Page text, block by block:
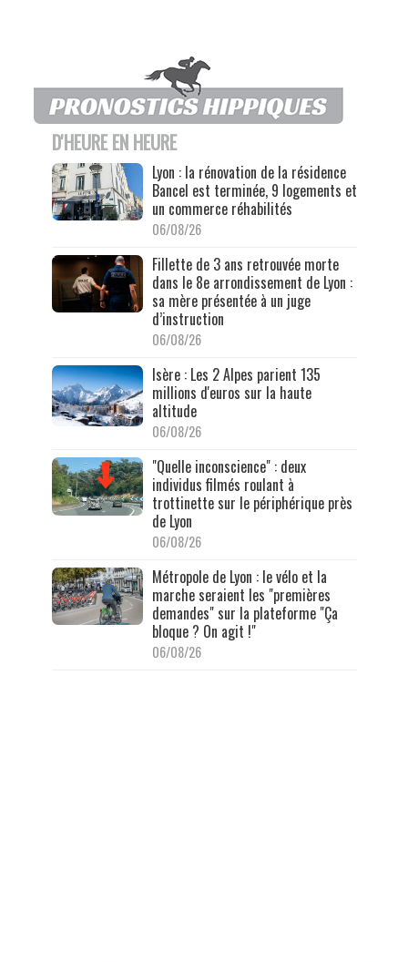
D'HEURE EN HEURE
Lyon : la rénovation de la résidence
Bancel est terminée, 9 logements et
un commerce réhabilités
06/08/26
Fillette de 3 ans retrouvée morte
dans le 8e arrondissement de Lyon :
sa mère présentée à un juge
d’instruction
06/08/26
Isère : Les 2 Alpes parient 135
millions d'euros sur la haute
altitude
06/08/26
"Quelle inconscience" : deux
individus filmés roulant à
trottinette sur le périphérique près
de Lyon
06/08/26
Métropole de Lyon : le vélo et la
marche seraient les "premières
demandes" sur la plateforme "Ça
bloque ? On agit !"
06/08/26